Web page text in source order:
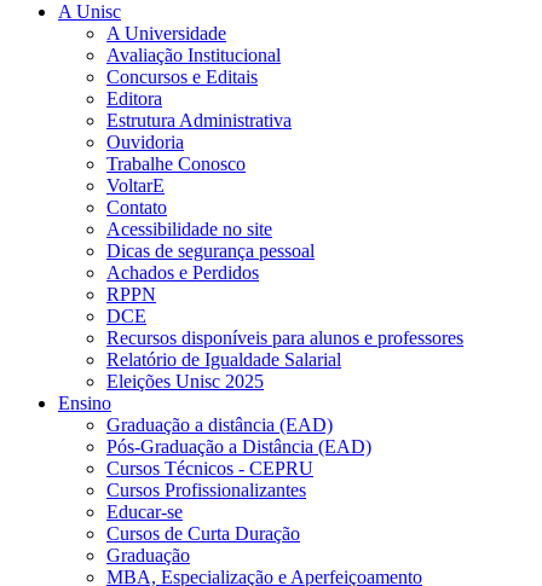
A Unisc
A Universidade
Avaliação Institucional
Concursos e Editais
Editora
Estrutura Administrativa
Ouvidoria
Trabalhe Conosco
VoltarE
Contato
Acessibilidade no site
Dicas de segurança pessoal
Achados e Perdidos
RPPN
DCE
Recursos disponíveis para alunos e professores
Relatório de Igualdade Salarial
Eleições Unisc 2025
Ensino
Graduação a distância (EAD)
Pós-Graduação a Distância (EAD)
Cursos Técnicos - CEPRU
Cursos Profissionalizantes
Educar-se
Cursos de Curta Duração
Graduação
MBA, Especialização e Aperfeiçoamento